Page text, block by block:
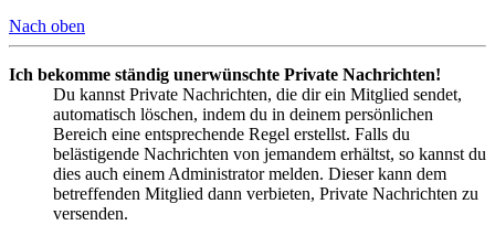
Nach oben
Ich bekomme ständig unerwünschte Private Nachrichten!
Du kannst Private Nachrichten, die dir ein Mitglied sendet,
automatisch löschen, indem du in deinem persönlichen
Bereich eine entsprechende Regel erstellst. Falls du
belästigende Nachrichten von jemandem erhältst, so kannst du
dies auch einem Administrator melden. Dieser kann dem
betreffenden Mitglied dann verbieten, Private Nachrichten zu
versenden.